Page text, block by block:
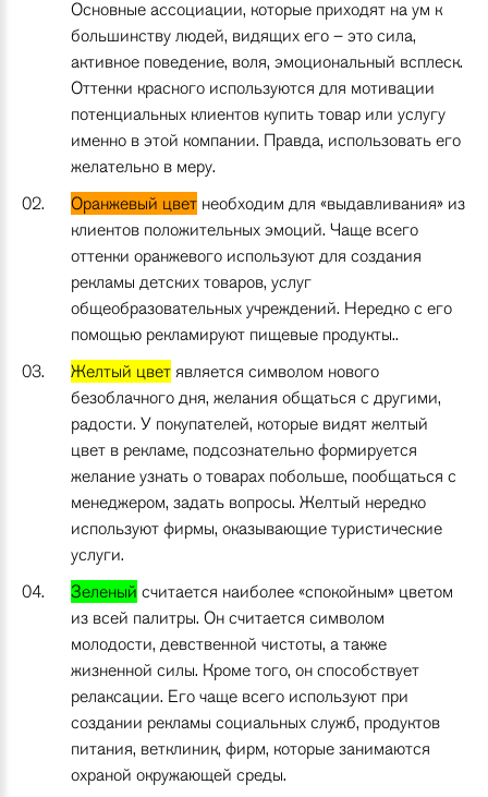
Основные ассоциации, которые приходят на ум к
большинству людей, видящих его – это сила,
активное поведение, воля, эмоциональный всплеск.
Оттенки красного используются для мотивации
потенциальных клиентов купить товар или услугу
именно в этой компании. Правда, использовать его
желательно в меру.
Оранжевый цвет необходим для «выдавливания» из
клиентов положительных эмоций. Чаще всего
оттенки оранжевого используют для создания
рекламы детских товаров, услуг
общеобразовательных учреждений. Нередко с его
помощью рекламируют пищевые продукты..
Желтый цветявляется символом нового
безоблачного дня, желания общаться с другими,
радости. У покупателей, которые видят желтый
цвет в рекламе, подсознательно формируется
желание узнать о товарах побольше, пообщаться с
менеджером, задать вопросы. Желтый нередко
используют фирмы, оказывающие туристические
услуги.
Зеленый считается наиболее «спокойным» цветом
из всей палитры. Он считается символом
молодости, девственной чистоты, а также
жизненной силы. Кроме того, он способствует
релаксации. Его чаще всего используют при
создании рекламы социальных служб, продуктов
питания, ветклиник, фирм, которые занимаются
охраной окружающей среды.